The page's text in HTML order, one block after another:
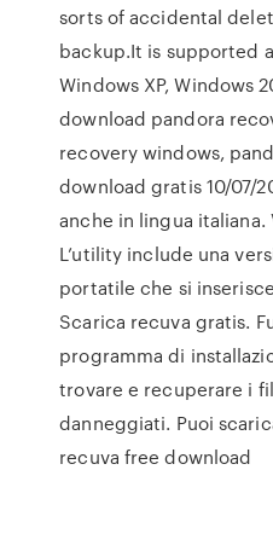
sorts of accidental
backup.It is supported
Windows XP, Windows
download pandora
recovery windows,
download gratis 10/07/
anche in lingua
L’utility include una
portatile che si
Scarica recuva gratis.
programma di
trovare e recuperare i
danneggiati. Puoi
recuva free download